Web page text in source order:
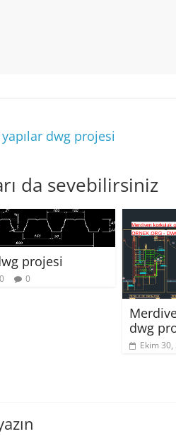
dwg projesi
da sevebilirsiniz
projesi
0
dwg
Ekim